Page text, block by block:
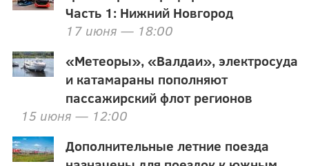
Часть 1: Нижний Новгород
17 июня — 18:00
«Метеоры», «Валдаи», электросуда
и катамараны пополняют
пассажирский флот регионов
15 июня — 12:00
Дополнительные летние поезда